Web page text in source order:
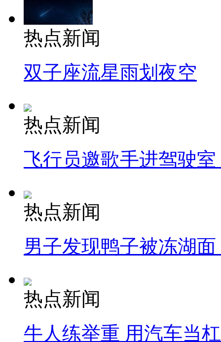
热点新闻
双子座流星雨划夜空
热点新闻
飞行员邀歌手进驾驶
热点新闻
男子发现鸭子被冻湖
热点新闻
牛人练举重 用汽车当